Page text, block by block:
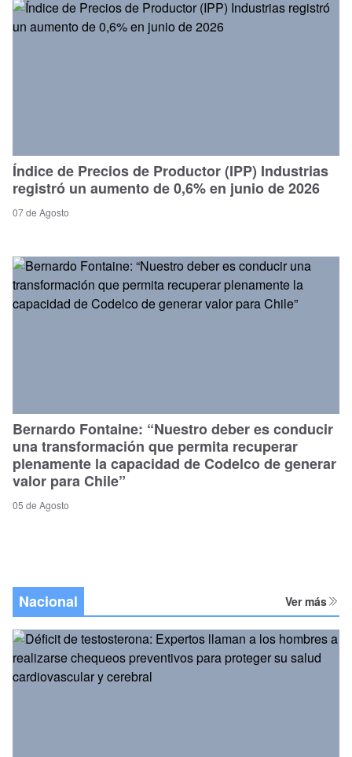
Índice de Precios de Productor (IPP) Industrias
registró un aumento de 0,6% en junio de 2026
07 de Agosto
Bernardo Fontaine: “Nuestro deber es conducir
una transformación que permita recuperar
plenamente la capacidad de Codelco de generar
valor para Chile”
05 de Agosto
Nacional Ver más